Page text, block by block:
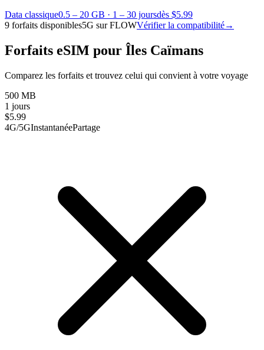
Data classique0.5 – 20 GB · 1 – 30 joursdès $5.99
9 forfaits disponibles5G sur FLOWVérifier la compatibilité→
Forfaits eSIM pour Îles Caïmans
Comparez les forfaits et trouvez celui qui convient à votre voyage
500 MB
1 jours
$5.99
4G/5GInstantanéePartage